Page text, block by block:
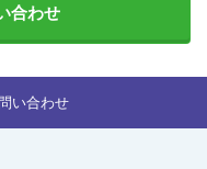
合わせ
い合わせ